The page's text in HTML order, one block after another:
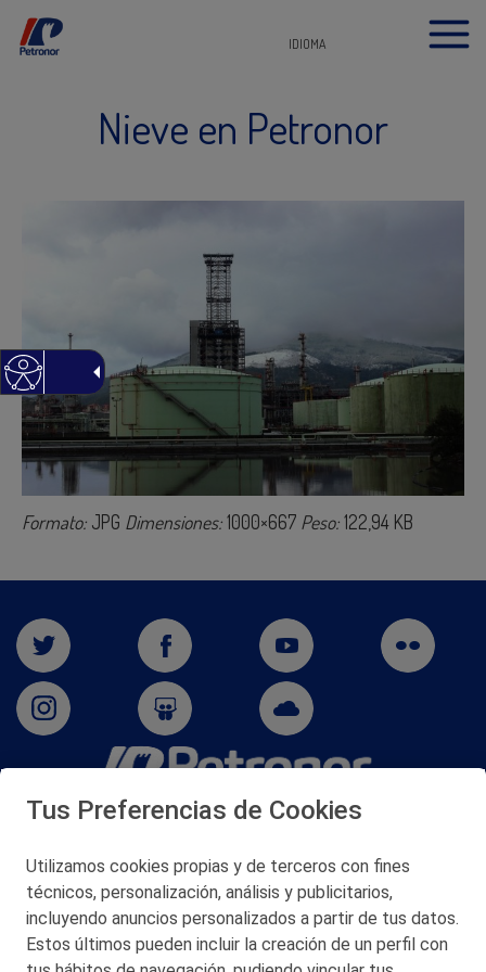
IDIOMA
Nieve en Petronor
Formato: JPG Dimensiones:1000×667 Peso:122,94 KB
San Martín 5-Edificio Muñatones,
© 2026 Petronor S.A.
Tus Preferencias de Cookies
Utilizamos cookies propias y de terceros con fines
técnicos, personalización, análisis y publicitarios,
incluyendo anuncios personalizados a partir de tus datos.
Estos últimos pueden incluir la creación de un perfil con